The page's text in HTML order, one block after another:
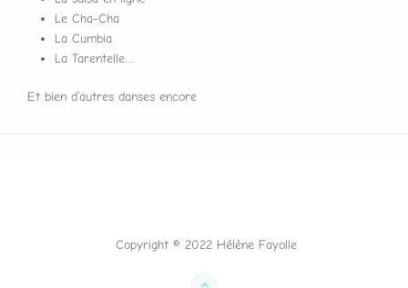
Le Cha-Cha
La Cumbia
La Tarentelle…
Et bien d’autres danses encore
Copyright © 2022 Hélène Fayolle